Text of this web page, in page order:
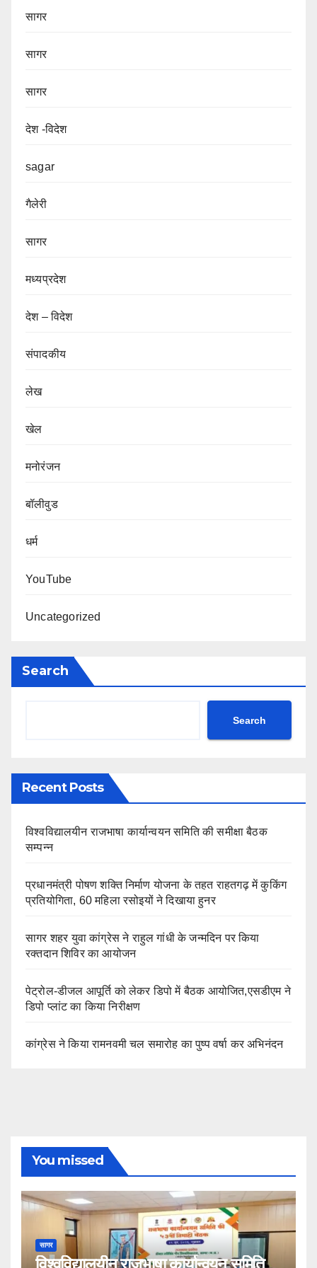
सागर
सागर
सागर
देश -विदेश
sagar
गैलेरी
सागर
मध्यप्रदेश
देश – विदेश
संपादकीय
लेख
खेल
मनोरंजन
बॉलीवुड
धर्म
YouTube
Uncategorized
Search
Search
Recent Posts
विश्वविद्यालयीन राजभाषा कार्यान्वयन समिति की समीक्षा बैठक
सम्पन्न
प्रधानमंत्री पोषण शक्ति निर्माण योजना के तहत राहतगढ़ में कुकिंग
प्रतियोगिता, 60 महिला रसोइयों ने दिखाया हुनर
सागर शहर युवा कांग्रेस ने राहुल गांधी के जन्मदिन पर किया
रक्तदान शिविर का आयोजन
पेट्रोल-डीजल आपूर्ति को लेकर डिपो में बैठक आयोजित,एसडीएम ने
डिपो प्लांट का किया निरीक्षण
कांग्रेस ने किया रामनवमी चल समारोह का पुष्प वर्षा कर अभिनंदन
You missed
सागर